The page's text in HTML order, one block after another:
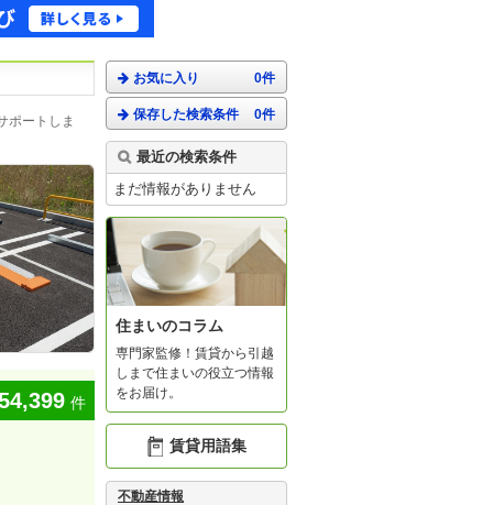
ポートしま
件
お気に入り 0件
保存した検索条件 0件
最近の検索条件
まだ情報がありません
住まいのコラム
専門家監修！賃貸から引越
しまで住まいの役立つ情報
をお届け。
賃貸用語集
不動産情報